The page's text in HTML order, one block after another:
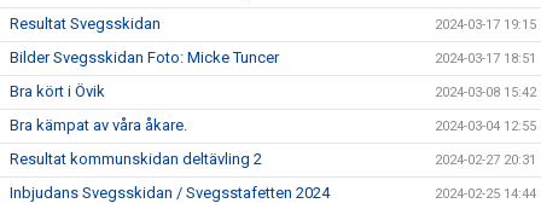
Resultat Svegsskidan 2024-03-17 19:15
Bilder Svegsskidan Foto: Micke Tuncer 2024-03-17 18:51
Bra kört i Övik 2024-03-08 15:42
Bra kämpat av våra åkare. 2024-03-04 12:55
Resultat kommunskidan deltävling 2 2024-02-27 20:31
Inbjudans Svegsskidan / Svegsstafetten 2024 2024-02-25 14:44